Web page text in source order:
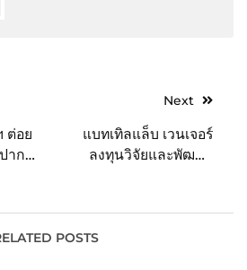
ต่อย
าก
Next
แบทเทิลแล็บ เวนเจอร์
ลงทุนวิจัยและพัฒนา
วงการอีสปอร์ตเพื่อเกมเมอร์
ทั่วโลก ตั้งเป้า 10,000
POSTS